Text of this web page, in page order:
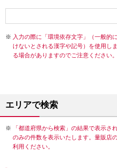
入力の際に「環境依存文字」（一般的
けないとされる漢字や記号）を使用し
る場合がありますのでご注意ください。
エリアで検索
「都道府県から検索」の結果で表示
のみの件数を表示いたします。量販店
利用ください。